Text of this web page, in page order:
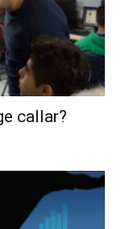
callar?